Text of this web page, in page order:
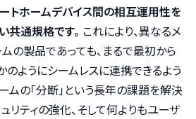
トホームデバイス間の相互運用性を
共通規格です。 これにより、異なるメ
の製品であっても、まるで最初から
ようにシームレスに連携できるよう
ムの「分断」という長年の課題を解決
リティの強化、そして何よりもユーザ